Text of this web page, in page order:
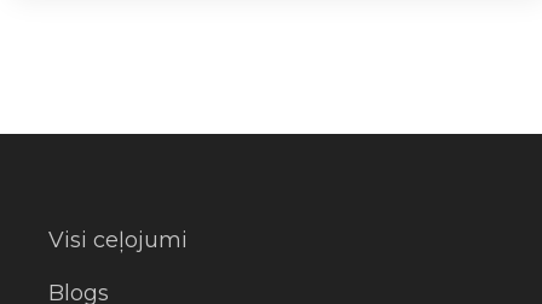
Visi ceļojumi
Blogs